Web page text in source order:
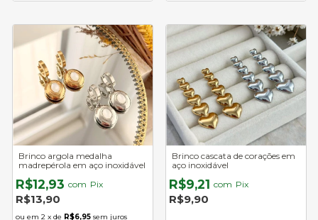
Brinco argola medalha
madrepérola em aço inoxidável
R$12,93 com Pix
R$13,90
2 x de R$6,95 sem juros
Brinco cascata de corações em
aço inoxidável
R$9,21 com Pix
R$9,90